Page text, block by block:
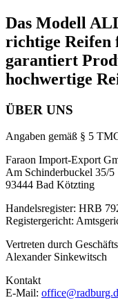
Das Modell
richtige Reifen
garantiert
hochwertige
ÜBER UNS
Angaben gemäß § 5
Faraon Import-Export
Am Schinderbuckel 35/5
93444 Bad Kötzting
Handelsregister: HRB
Registergericht:
Vertreten durch
Alexander Sinkewitsch
Kontakt
E-Mail: